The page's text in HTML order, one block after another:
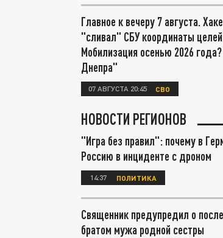
Главное к вечеру 7 августа.
"сливал" СБУ координаты
Мобилизация осенью 2026
Днепра"
07 АВГУСТА 20:45 СВО
НОВОСТИ РЕГИОНОВ
"Игра без правил": почему в
Россию в инциденте с дроном
14:37 ПОЛИТИКА
Священник предупредил о
братом мужа родной сестры